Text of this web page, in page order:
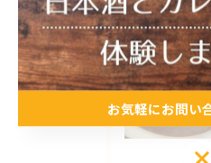
お気軽にお問い
お気軽にお問い